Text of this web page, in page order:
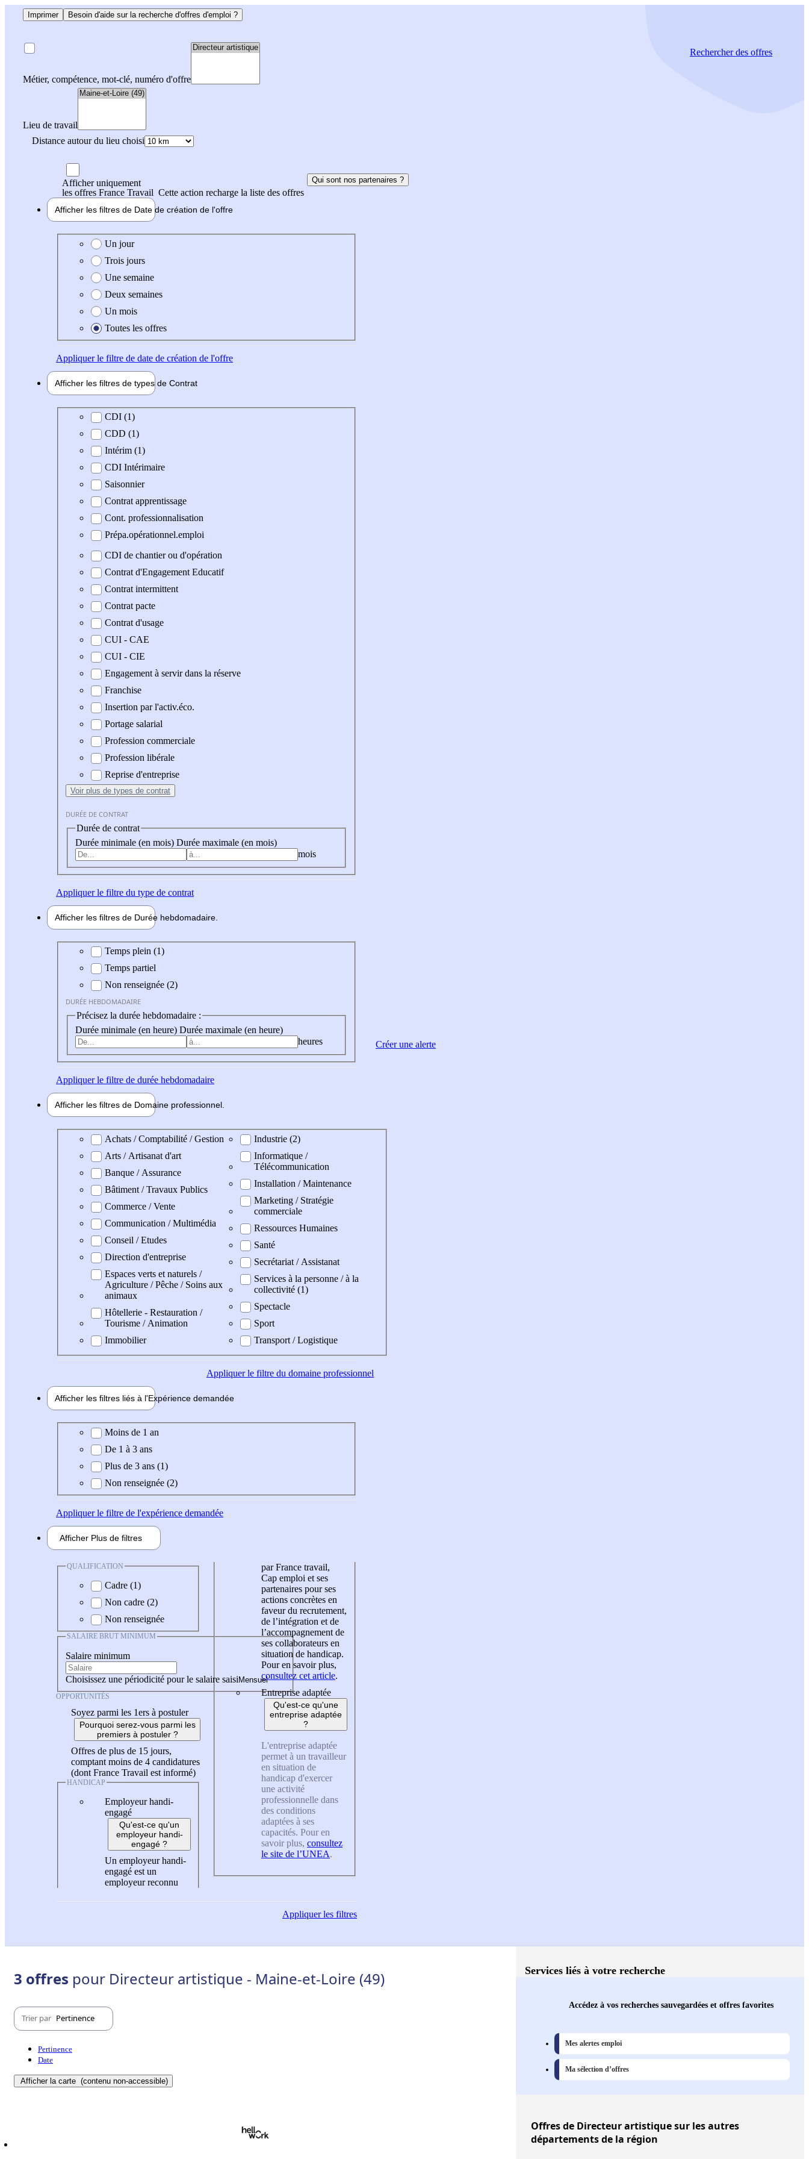
Imprimer Besoin d'aide sur la recherche d'offres d'emploi ?
Métier, compétence, mot-clé, numéro d'offre
Lieu de travail
Distance autour du lieu choisi
Rechercherdes offres
Afficher uniquement
les offres France Travail Cette action recharge la liste des offres
Qui sont nos partenaires ?
Afficher les filtres de Date de création de l'offre
Date de création de l'offre
Un jour
Trois jours
Une semaine
Deux semaines
Un mois
Toutes les offres
Appliquerle filtre de date de création de l'offre
Afficher les filtres de types de Contrat
Type de contrat
CDI (1)
CDD (1)
Intérim (1)
CDI Intérimaire
Saisonnier
Contrat apprentissage
Cont. professionnalisation
Prépa.opérationnel.emploi
CDI de chantier ou d'opération
Contrat d'Engagement Educatif
Contrat intermittent
Contrat pacte
Contrat d'usage
CUI - CAE
CUI - CIE
Engagement à servir dans la réserve
Franchise
Insertion par l'activ.éco.
Portage salarial
Profession commerciale
Profession libérale
Reprise d'entreprise
Voir plus de types de contrat
DURÉE DE CONTRAT
Durée de contrat
Durée minimale (en mois) Durée maximale (en mois)
mois
Appliquerle filtre du type de contrat
Afficher les filtres de Durée hebdomadaire
Durée hebdomadaire
Temps plein (1)
Temps partiel
Non renseignée (2)
DURÉE HEBDOMADAIRE
Précisez la durée hebdomadaire :
Durée minimale (en heure) Durée maximale (en heure)
heures
Appliquerle filtre de durée hebdomadaire
Afficher les filtres de Domaine professionnel
Domaine professionel
Achats / Comptabilité / Gestion
Arts / Artisanat d'art
Banque / Assurance
Bâtiment / Travaux Publics
Commerce / Vente
Communication / Multimédia
Conseil / Etudes
Direction d'entreprise
Espaces verts et naturels /
Agriculture / Pêche / Soins aux
animaux
Hôtellerie - Restauration /
Tourisme / Animation
Immobilier
Industrie (2)
Informatique /
Télécommunication
Installation / Maintenance
Marketing / Stratégie
commerciale
Ressources Humaines
Santé
Secrétariat / Assistanat
Services à la personne / à la
collectivité (1)
Spectacle
Sport
Transport / Logistique
Appliquerle filtre du domaine professionnel
Afficher les filtres liés à l'Expérience demandée
Expérience demandée
Moins de 1 an
De 1 à 3 ans
Plus de 3 ans (1)
Non renseignée (2)
Appliquerle filtre de l'expérience demandée
Afficher Plus de filtres
QUALIFICATION
Cadre (1)
Non cadre (2)
Non renseignée
SALAIRE BRUT MINIMUM
Salaire minimum
Choisissez une périodicité pour le salaire saisi
OPPORTUNITÉS
Soyez parmi les 1ers à postuler
Pourquoi serez-vous parmi les
premiers à postuler ?
Offres de plus de 15 jours,
comptant moins de 4 candidatures
(dont France Travail est informé)
HANDICAP
Employeur handi-
engagé
Qu'est-ce qu'un
employeur handi-
engagé ?
Un employeur handi-
engagé est un
employeur reconnu
par France travail,
Cap emploi et ses
partenaires pour ses
actions concrètes en
faveur du recrutement,
de l’intégration et de
l’accompagnement de
ses collaborateurs en
situation de handicap.
Pour en savoir plus,
consultez cet article.
Entreprise adaptée
Qu'est-ce qu'une
entreprise adaptée
?
L'entreprise adaptée
permet à un travailleur
en situation de
handicap d'exercer
une activité
professionnelle dans
des conditions
adaptées à ses
capacités. Pour en
savoir plus, consultez
le site de l’UNEA.
Appliquerles filtres
Créer une alerte
3 offres pour Directeur artistique - Maine-et-Loire (49)
Trier par Pertinence
Pertinence
Date
Afficher la carte (contenu non-accessible)
Services liés à votre recherche
Accédez à vos recherches sauvegardées et offres favorites
Mes alertes emploi
Ma sélection d’offres
Offresde Directeur artistique sur les autres
départements de la région